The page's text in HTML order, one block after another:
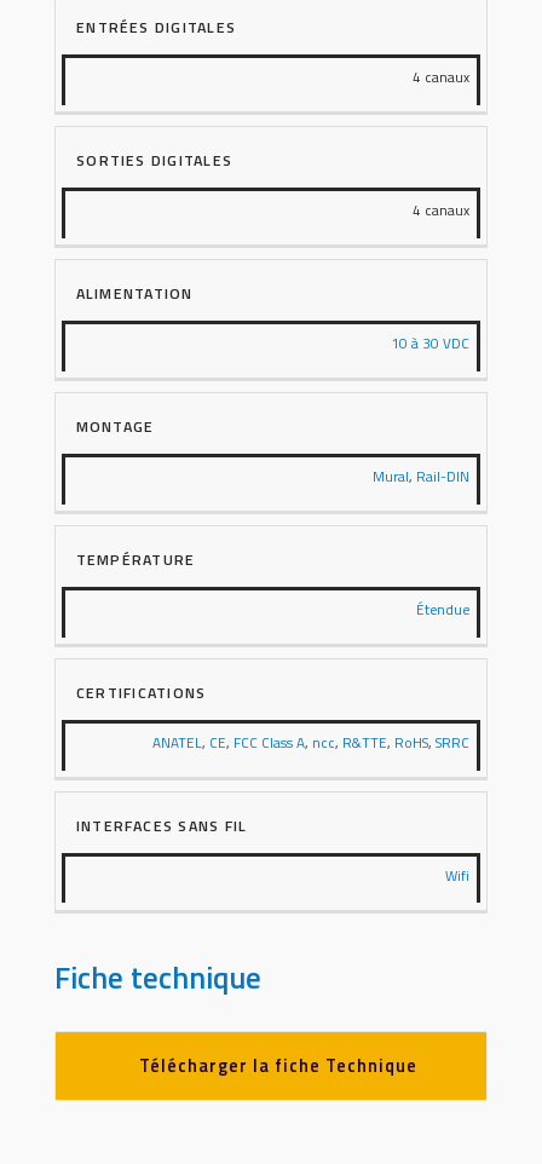
ENTRÉES DIGITALES
4 canaux
SORTIES DIGITALES
4 canaux
ALIMENTATION
10 à 30 VDC
MONTAGE
Mural, Rail-DIN
TEMPÉRATURE
Étendue
CERTIFICATIONS
ANATEL, CE, FCC Class A, ncc, R&TTE, RoHS,SRRC
INTERFACES SANS FIL
Wifi
Fiche technique
Télécharger la fiche Technique